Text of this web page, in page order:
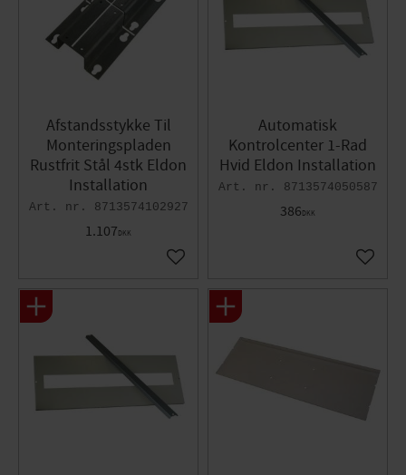
Afstandsstykke Til
Monteringspladen
Rustfrit Stål 4stk Eldon
Installation
8713574102927
1.107DKK
Gem som favorit
Automatisk
Kontrolcenter 1-Rad
Hvid Eldon Installation
8713574050587
386DKK
Gem